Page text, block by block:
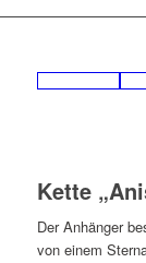
Kette
Der Anhänger
von einem